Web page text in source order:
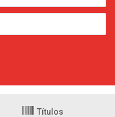
Títulos